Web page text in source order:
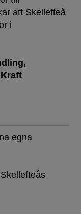
att Skellefteå
i
egna